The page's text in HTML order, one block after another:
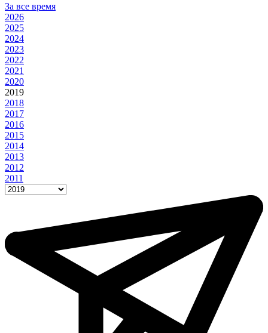
За все время
2026
2025
2024
2023
2022
2021
2020
2019
2018
2017
2016
2015
2014
2013
2012
2011